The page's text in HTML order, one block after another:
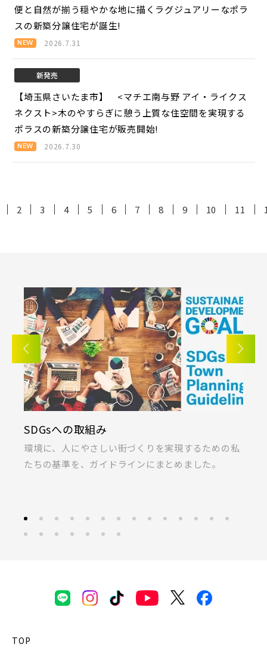
便と自然が揃う穏やかな地に描くラグジュアリーなポラ
スの新築分譲住宅が誕生!
2026.7.31
新発売
【埼玉県さいたま市】 <マチエ南与野 アイ・ライクス
ネクスト>木のやすらぎに憩う上質な住空間を実現する
ポラスの新築分譲住宅が販売開始!
2026.7.30
2 3 4 5 6 7 8 9 10 11
SDGsへの取組み
環境に、人にやさしい街づくりを実現するための私
たちの基準を、ガイドラインにまとめました。
TOP